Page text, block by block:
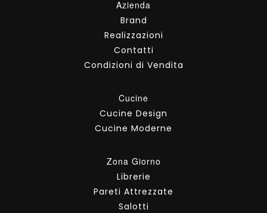
Azienda
Brand
Realizzazioni
Contatti
Condizioni di Vendita
Cucine
Cucine Design
Cucine Moderne
Zona Giorno
Librerie
Pareti Attrezzate
Salotti